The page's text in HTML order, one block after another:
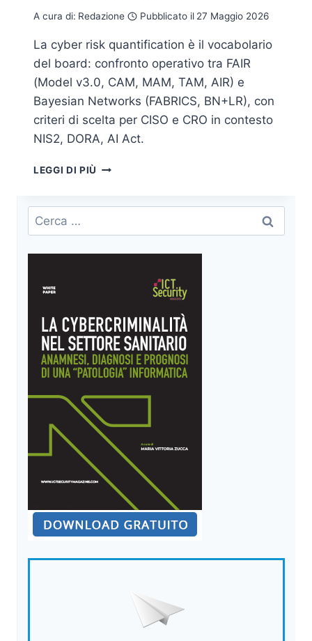
A cura di: Redazione Pubblicato il 27 Maggio 2026
La cyber risk quantification è il vocabolario
del board: confronto operativo tra FAIR
(Model v3.0, CAM, MAM, TAM, AIR) e
Bayesian Networks (FABRICS, BN+LR), con
criteri di scelta per CISO e CRO in contesto
NIS2, DORA, AI Act.
LEGGI DI PIÙ CYBER
FAIR
A
Ricerca
per: